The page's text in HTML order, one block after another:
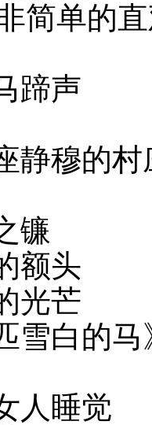
简单的
蹄声
静穆的村
镰
额头
光芒
白的马
人睡觉